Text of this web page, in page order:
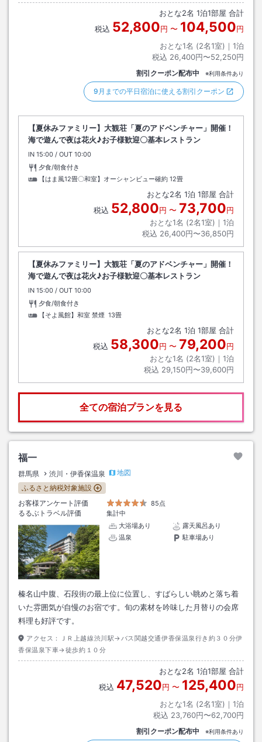
おとな2名 1泊1部屋 合計
税込 52,800円 〜 104,500円
おとな1名 (2名1室)｜ 1泊
税込 26,400円〜52,250円
割引クーポン配布中 ※利用条件あり
9月までの平日宿泊に使える割引クーポン
【夏休みファミリー】大観荘「夏のアドベンチャー」開催！
海で遊んで夜は花火♪お子様歓迎〇基本レストラン
IN チェックイン
15:00 / OUT チェックアウト
10:00
夕食/朝食付き
【はま風12畳〇和室】オーシャンビュー確約 12畳
おとな2名 1泊 1部屋 合計
税込 52,800円 〜 73,700円
おとな1名 (2名1室)｜ 1泊
税込 26,400円〜36,850円
【夏休みファミリー】大観荘「夏のアドベンチャー」開催！
海で遊んで夜は花火♪お子様歓迎〇基本レストラン
IN チェックイン
15:00 / OUT チェックアウト
10:00
夕食/朝食付き
【そよ風館】和室 禁煙 13畳
おとな2名 1泊 1部屋 合計
税込 58,300円 〜 79,200円
おとな1名 (2名1室)｜ 1泊
税込 29,150円〜39,600円
全ての宿泊プランを見る
福一
群馬県 渋川・伊香保温泉
地図
ふるさと納税対象施設
お客様アンケート評価
85点
るるぶトラベル評価
集計中
大浴場あり
露天風呂あり
温泉
駐車場あり
榛名山中腹、石段街の最上位に位置し、すばらしい眺めと落ち着
いた雰囲気が自慢のお宿です。旬の素材を吟味した月替りの会席
料理も好評です。
アクセス：
ＪＲ上越線渋川駅→バス関越交通伊香保温泉行き約３０分伊
香保温泉下車→徒歩約１０分
おとな2名 1泊1部屋 合計
税込 47,520円 〜 125,400円
おとな1名 (2名1室)｜ 1泊
税込 23,760円〜62,700円
割引クーポン配布中 ※利用条件あり